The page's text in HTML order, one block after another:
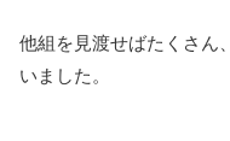
他組を見渡せばたくさん
いました。